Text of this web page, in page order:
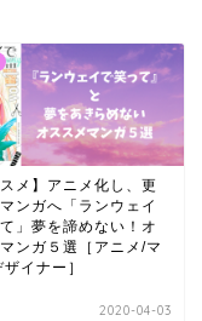
スメ】アニメ化し、更
ンガへ「ランウェイ
」夢を諦めない！オ
ンガ５選［アニメ/マ
イナー］
2020-04-03